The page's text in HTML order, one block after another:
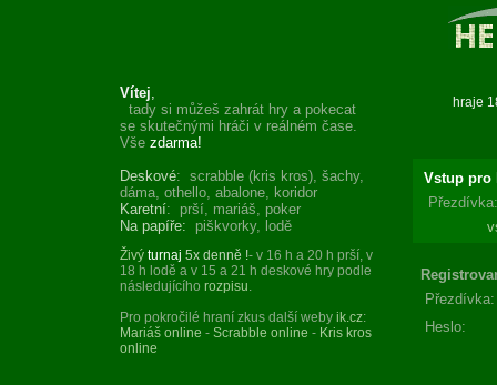
Vítej,
tady si můžeš zahrát hry a pokecat
se skutečnými hráči v reálném čase.
Vše zdarma!
Deskové: scrabble (kris kros), šachy,
dáma, othello, abalone, koridor
Karetní: prší, mariáš, poker
Na papíře: piškvorky, lodě
Živý turnaj 5x denně !- v 16 h a 20 h prší, v
18 h lodě a v 15 a 21 h deskové hry podle
následujícího rozpisu.
Pro pokročilé hraní zkus další weby ik.cz:
Mariáš online - Scrabble online - Kris kros
online
Vstup pro
Přezdívka:
Přezdívka:
Heslo: